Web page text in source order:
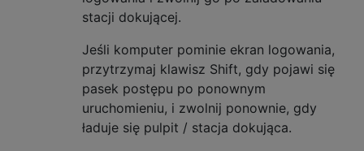
stacji dokującej.
Jeśli komputer pominie ekran logowania,
przytrzymaj klawisz Shift, gdy pojawi się
pasek postępu po ponownym
uruchomieniu, i zwolnij ponownie, gdy
ładuje się pulpit / stacja dokująca.